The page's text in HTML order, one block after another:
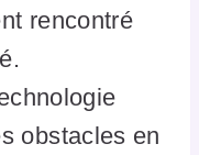
rencontré
obstacles en